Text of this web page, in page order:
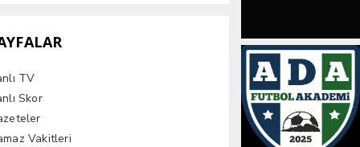
TV
Skor
Vakitleri